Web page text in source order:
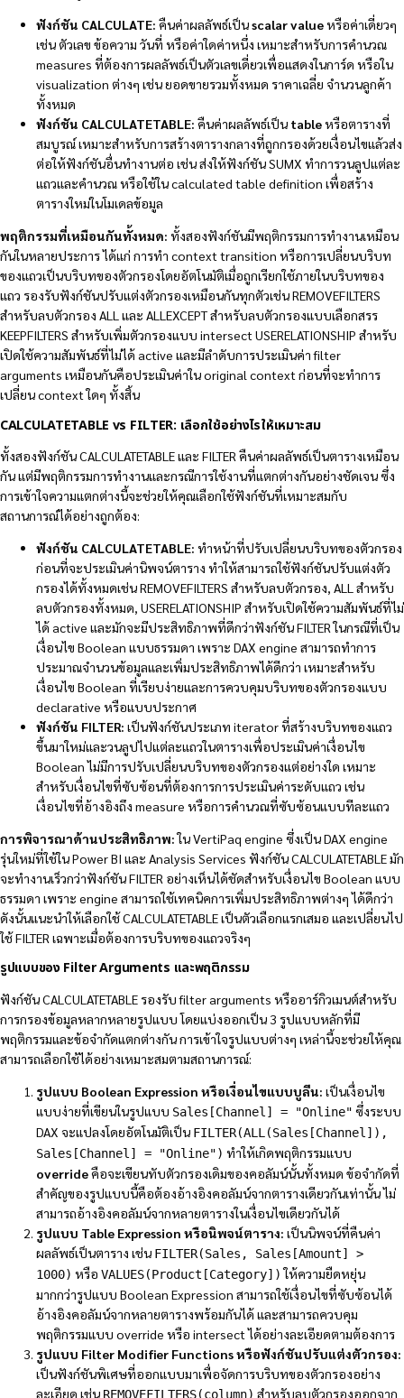
ฟังก์ชัน CALCULATE: คืนค่าผลลัพธ์เป็นscalar valueหรือค่าเดี่ยวๆ
เช่น ตัวเลข ข้อความ วันที่ หรือค่าใดค่าหนึ่ง เหมาะสำหรับการคำนวณ
measures ที่ต้องการผลลัพธ์เป็นตัวเลขเดี่ยวเพื่อแสดงในการ์ด หรือใน
visualization ต่างๆ เช่น ยอดขายรวมทั้งหมด ราคาเฉลี่ย จำนวนลูกค้า
ทั้งหมด
ฟังก์ชัน CALCULATETABLE: คืนค่าผลลัพธ์เป็น tableหรือตารางที่
สมบูรณ์ เหมาะสำหรับการสร้างตารางกลางที่ถูกกรองด้วยเงื่อนไขแล้วส่ง
ต่อให้ฟังก์ชันอื่นทำงานต่อ เช่น ส่งให้ฟังก์ชัน SUMX ทำการวนลูปแต่ละ
แถวและคำนวณ หรือใช้ใน calculated table definition เพื่อสร้าง
ตารางใหม่ในโมเดลข้อมูล
พฤติกรรมที่เหมือนกันทั้งหมด: ทั้งสองฟังก์ชันมีพฤติกรรมการทำงานเหมือน
กันในหลายประการ ได้แก่ การทำ context transition หรือการเปลี่ยนบริบท
ของแถวเป็นบริบทของตัวกรองโดยอัตโนมัติเมื่อถูกเรียกใช้ภายในบริบทของ
แถว รองรับฟังก์ชันปรับแต่งตัวกรองเหมือนกันทุกตัวเช่น REMOVEFILTERS
สำหรับลบตัวกรอง ALL และ ALLEXCEPT สำหรับลบตัวกรองแบบเลือกสรร
KEEPFILTERS สำหรับเพิ่มตัวกรองแบบ intersect USERELATIONSHIP สำหรับ
เปิดใช้ความสัมพันธ์ที่ไม่ได้ active และมีลำดับการประเมินค่า filter
arguments เหมือนกันคือประเมินค่าใน original context ก่อนที่จะทำการ
เปลี่ยน context ใดๆ ทั้งสิ้น
CALCULATETABLE vs FILTER: เลือกใช้อย่างไรให้เหมาะสม
ทั้งสองฟังก์ชัน CALCULATETABLE และ FILTER คืนค่าผลลัพธ์เป็นตารางเหมือน
กัน แต่มีพฤติกรรมการทำงานและกรณีการใช้งานที่แตกต่างกันอย่างชัดเจน ซึ่ง
การเข้าใจความแตกต่างนี้จะช่วยให้คุณเลือกใช้ฟังก์ชันที่เหมาะสมกับ
สถานการณ์ได้อย่างถูกต้อง:
ฟังก์ชัน CALCULATETABLE: ทำหน้าที่ปรับเปลี่ยนบริบทของตัวกรอง
ก่อนที่จะประเมินค่านิพจน์ตาราง ทำให้สามารถใช้ฟังก์ชันปรับแต่งตัว
กรองได้ทั้งหมดเช่น REMOVEFILTERS สำหรับลบตัวกรอง, ALL สำหรับ
ลบตัวกรองทั้งหมด, USERELATIONSHIP สำหรับเปิดใช้ความสัมพันธ์ที่ไม่
ได้ active และมักจะมีประสิทธิภาพที่ดีกว่าฟังก์ชัน FILTER ในกรณีที่เป็น
เงื่อนไข Boolean แบบธรรมดา เพราะ DAX engine สามารถทำการ
ประมาณจำนวนข้อมูลและเพิ่มประสิทธิภาพได้ดีกว่า เหมาะสำหรับ
เงื่อนไข Boolean ที่เรียบง่ายและการควบคุมบริบทของตัวกรองแบบ
declarative หรือแบบประกาศ
ฟังก์ชัน FILTER: เป็นฟังก์ชันประเภท iterator ที่สร้างบริบทของแถว
ขึ้นมาใหม่และวนลูปไปแต่ละแถวในตารางเพื่อประเมินค่าเงื่อนไข
Boolean ไม่มีการปรับเปลี่ยนบริบทของตัวกรองแต่อย่างใด เหมาะ
สำหรับเงื่อนไขที่ซับซ้อนที่ต้องการการประเมินค่าระดับแถว เช่น
เงื่อนไขที่อ้างอิงถึง measure หรือการคำนวณที่ซับซ้อนแบบทีละแถว
การพิจารณาด้านประสิทธิภาพ:ใน VertiPaq engine ซึ่งเป็น DAX engine
รุ่นใหม่ที่ใช้ใน Power BI และ Analysis Services ฟังก์ชัน CALCULATETABLE มัก
จะทำงานเร็วกว่าฟังก์ชัน FILTER อย่างเห็นได้ชัดสำหรับเงื่อนไข Boolean แบบ
ธรรมดา เพราะ engine สามารถใช้เทคนิคการเพิ่มประสิทธิภาพต่างๆ ได้ดีกว่า
ดังนั้นแนะนำให้เลือกใช้ CALCULATETABLE เป็นตัวเลือกแรกเสมอ และเปลี่ยนไป
ใช้ FILTER เฉพาะเมื่อต้องการบริบทของแถวจริงๆ
รูปแบบของ Filter Arguments และพฤติกรรม
ฟังก์ชัน CALCULATETABLE รองรับ filter arguments หรืออาร์กิวเมนต์สำหรับ
การกรองข้อมูลหลากหลายรูปแบบ โดยแบ่งออกเป็น 3 รูปแบบหลักที่มี
พฤติกรรมและข้อจำกัดแตกต่างกัน การเข้าใจรูปแบบต่างๆ เหล่านี้จะช่วยให้คุณ
สามารถเลือกใช้ได้อย่างเหมาะสมตามสถานการณ์:
รูปแบบ Boolean Expression หรือเงื่อนไขแบบบูลีน: เป็นเงื่อนไข
แบบง่ายที่เขียนในรูปแบบ Sales[Channel] = "Online" ซึ่งระบบ
DAX จะแปลงโดยอัตโนมัติเป็น FILTER(ALL(Sales[Channel]),
Sales[Channel] = "Online") ทำให้เกิดพฤติกรรมแบบ
overrideคือจะเขียนทับตัวกรองเดิมของคอลัมน์นั้นทั้งหมด ข้อจำกัดที่
สำคัญของรูปแบบนี้คือต้องอ้างอิงคอลัมน์จากตารางเดียวกันเท่านั้น ไม่
สามารถอ้างอิงคอลัมน์จากหลายตารางในเงื่อนไขเดียวกันได้
รูปแบบ Table Expression หรือนิพจน์ตาราง: เป็นนิพจน์ที่คืนค่า
ผลลัพธ์เป็นตาราง เช่น FILTER(Sales, Sales[Amount] >
1000) หรือ VALUES(Product[Category])ให้ความยืดหยุ่น
มากกว่ารูปแบบ Boolean Expression สามารถใช้เงื่อนไขที่ซับซ้อนได้
อ้างอิงคอลัมน์จากหลายตารางพร้อมกันได้ และสามารถควบคุม
พฤติกรรมแบบ override หรือ intersect ได้อย่างละเอียดตามต้องการ
รูปแบบ Filter Modifier Functions หรือฟังก์ชันปรับแต่งตัวกรอง:
เป็นฟังก์ชันพิเศษที่ออกแบบมาเพื่อจัดการบริบทของตัวกรองอย่าง
ละเอียด เช่น REMOVEFILTERS(column) สำหรับลบตัวกรองออกจาก